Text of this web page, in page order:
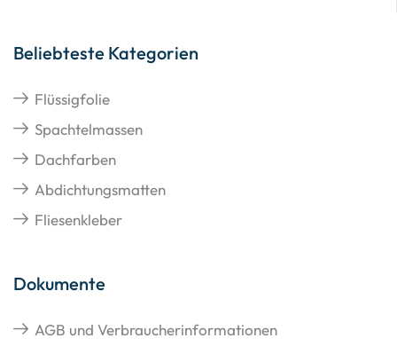
Beliebteste Kategorien
Flüssigfolie
Spachtelmassen
Dachfarben
Abdichtungsmatten
Fliesenkleber
Dokumente
AGB und Verbraucherinformationen